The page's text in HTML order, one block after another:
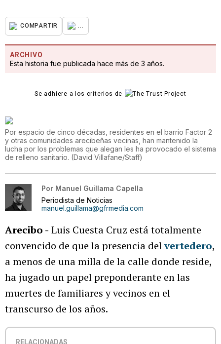
COMPARTIR ...
ARCHIVO
Esta historia fue publicada hace más de 3 años.
Se adhiere a los criterios de
Por espacio de cinco décadas, residentes en el barrio Factor 2
y otras comunidades arecibeñas vecinas, han mantenido la
lucha por los problemas que alegan les ha provocado el sistema
de relleno sanitario. (David Villafane/Staff)
Por Manuel Guillama Capella
Periodista de Noticias
manuel.guillama@gfrmedia.com
Arecibo - Luis Cuesta Cruz está totalmente
convencido de que la presencia delvertedero,
a menos de una milla de la calle donde reside,
ha jugado un papel preponderante en las
muertes de familiares y vecinos en el
transcurso de los años.
RELACIONADAS